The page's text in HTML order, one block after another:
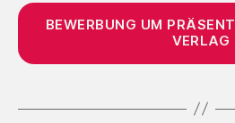
BEWERBUNG UM
VERLAG